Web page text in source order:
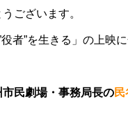
ございます。
者”を生きる」の上映
市民劇場・事務局長の